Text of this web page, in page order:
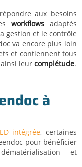
aux besoins
workflows adaptés
gestion et le contrôle
va encore plus loin
et contiennent tous
ainsi leur complétude.
à
intégrée, certaines
pour bénéficier
et